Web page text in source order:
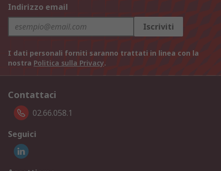
Indirizzo email
Iscriviti
I dati personali forniti saranno trattati in linea con la
nostra Politica sulla Privacy.
Contattaci
02.66.058.1
Seguici